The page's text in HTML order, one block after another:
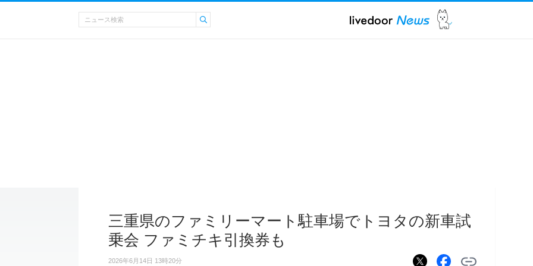
三重県のファミリーマート駐車場でトヨタの新車試
乗会 ファミチキ引換券も
2026年6月14日 13時20分